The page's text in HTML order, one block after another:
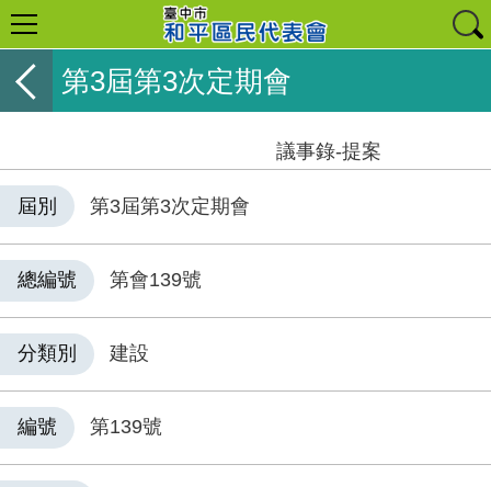
第3屆第3次定期會
議事錄-提案
屆別 第3屆第3次定期會
總編號 第會139號
分類別 建設
編號 第139號